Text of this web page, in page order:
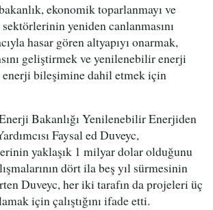
ekonomik toparlanmayı ve
yeniden canlanmasını
hasar gören altyapıyı onarmak,
geliştirmek ve yenilenebilir enerji
bileşimine dahil etmek için
Bakanlığı Yenilenebilir Enerjiden
Faysal ed Duveyc,
yaklaşık 1 milyar dolar olduğunu
dört ila beş yıl sürmesinin
Duveyc, her iki tarafın da projeleri üç
için çalıştığını ifade etti.